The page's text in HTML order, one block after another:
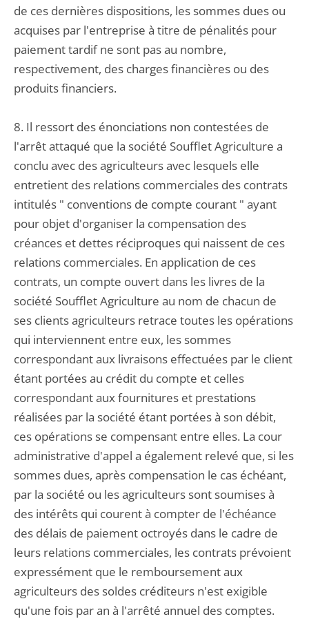
de ces dernières dispositions, les sommes dues ou
acquises par l'entreprise à titre de pénalités pour
paiement tardif ne sont pas au nombre,
respectivement, des charges financières ou des
produits financiers.
8. Il ressort des énonciations non contestées de
l'arrêt attaqué que la société Soufflet Agriculture a
conclu avec des agriculteurs avec lesquels elle
entretient des relations commerciales des contrats
intitulés " conventions de compte courant " ayant
pour objet d'organiser la compensation des
créances et dettes réciproques qui naissent de ces
relations commerciales. En application de ces
contrats, un compte ouvert dans les livres de la
société Soufflet Agriculture au nom de chacun de
ses clients agriculteurs retrace toutes les opérations
qui interviennent entre eux, les sommes
correspondant aux livraisons effectuées par le client
étant portées au crédit du compte et celles
correspondant aux fournitures et prestations
réalisées par la société étant portées à son débit,
ces opérations se compensant entre elles. La cour
administrative d'appel a également relevé que, si les
sommes dues, après compensation le cas échéant,
par la société ou les agriculteurs sont soumises à
des intérêts qui courent à compter de l'échéance
des délais de paiement octroyés dans le cadre de
leurs relations commerciales, les contrats prévoient
expressément que le remboursement aux
agriculteurs des soldes créditeurs n'est exigible
qu'une fois par an à l'arrêté annuel des comptes.